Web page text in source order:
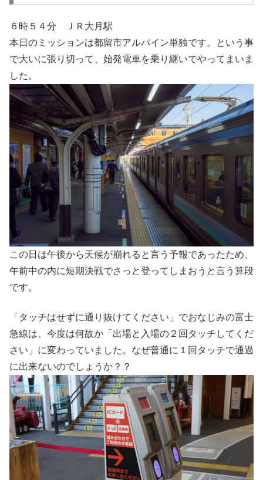
６時５４分 ＪＲ大月駅
本日のミッションは都留市アルパイン単独です。という事
で大いに張り切って、始発電車を乗り継いでやってまいま
した。
この日は午後から天候が崩れると言う予報であったため、
午前中の内に短期決戦でさっと登ってしまおうと言う算段
です。
「タッチはせずに通り抜けてください」でおなじみの富士
急線は、今度は何故か「出場と入場の２回タッチしてくだ
さい」に変わっていました。なぜ普通に１回タッチで通過
に出来ないのでしょうか？？